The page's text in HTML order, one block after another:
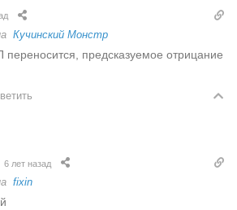
Кучинский Монстр
предсказуемое отрицание
6 лет назад
fixin